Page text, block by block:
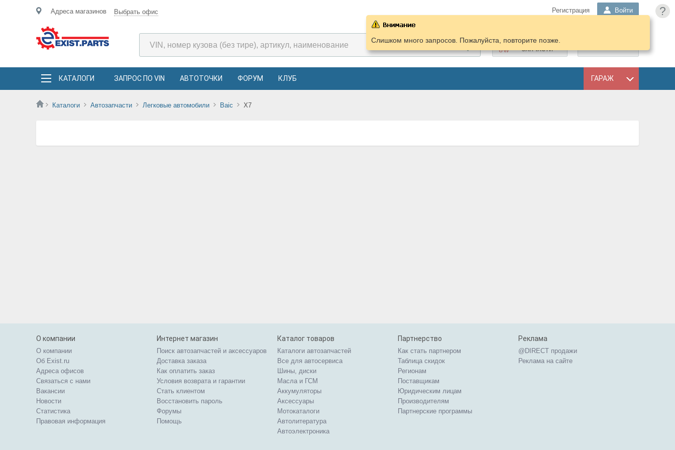
?
Адреса магазинов Выбрать офис Регистрация Войти
ПОДОБРАТЬ
ЗАПЧАСТИ
КАТАЛОГИ ЗАПРОС ПО VIN АВТОТОЧКИ ФОРУМ КЛУБ ГАРАЖ
Каталоги Автозапчасти Легковые автомобили Baic X7
Слишком много запросов. Пожалуйста, повторите позже.
О компании
О компании
Об Exist.ru
Адреса офисов
Связаться с нами
Вакансии
Новости
Статистика
Правовая информация
Интернет магазин
Поиск автозапчастей и аксессуаров
Доставка заказа
Как оплатить заказ
Условия возврата и гарантии
Стать клиентом
Восстановить пароль
Форумы
Помощь
Каталог товаров
Каталоги автозапчастей
Все для автосервиса
Шины, диски
Масла и ГСМ
Аккумуляторы
Аксессуары
Мотокаталоги
Автолитература
Автоэлектроника
Партнерство
Как стать партнером
Таблица скидок
Регионам
Поставщикам
Юридическим лицам
Производителям
Партнерские программы
Реклама
@DIRECT продажи
Реклама на сайте